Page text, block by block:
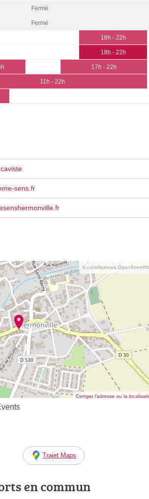
Fermé
Fermé
18h - 22h
18h - 22h
17h - 22h
11h - 22h
sens.fr
© contributeurs
Corriger l’adresse ou la
Trajet Maps
en commun